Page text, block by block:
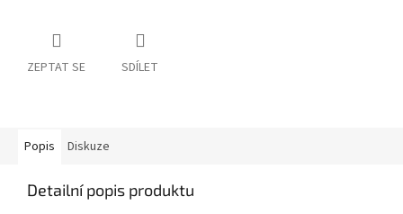
ZEPTAT SE SDÍLET
Popis Diskuze
Detailní popis produktu